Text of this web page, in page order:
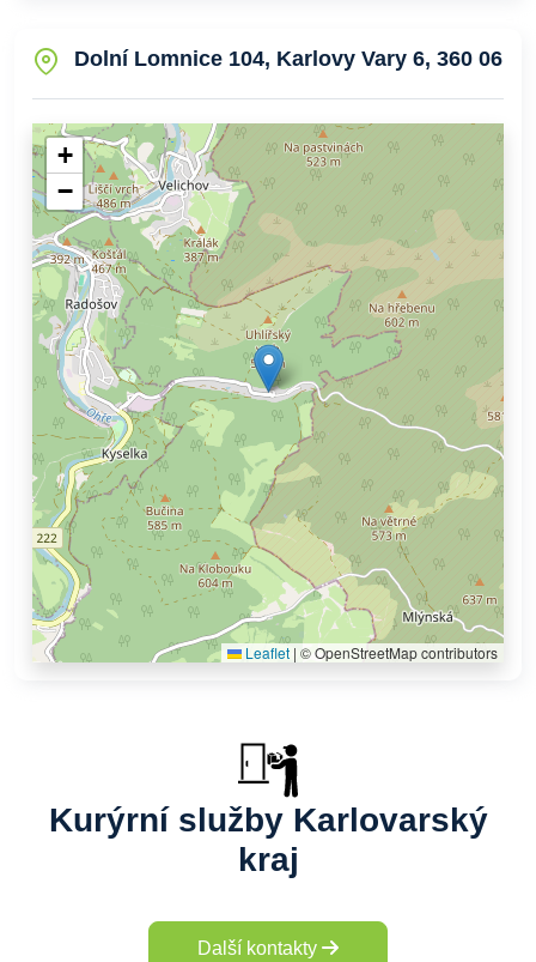
Dolní Lomnice 104, Karlovy Vary 6, 360 06
+
−
Leaflet | © OpenStreetMap contributors
Kurýrní služby Karlovarský
kraj
Další kontakty